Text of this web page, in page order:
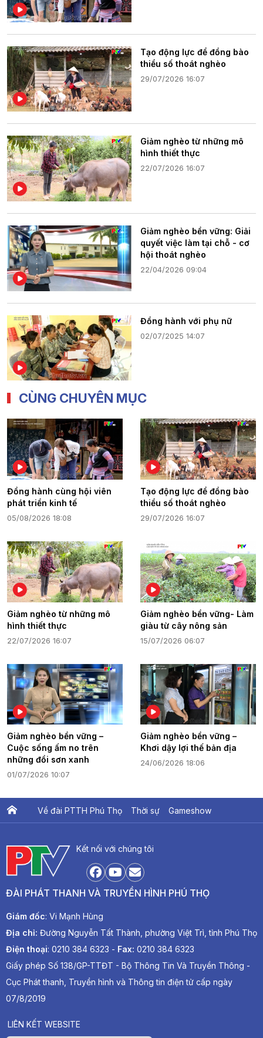
Tạo động lực để đồng bào
thiểu số thoát nghèo
29/07/2026 16:07
Giảm nghèo từ những mô
hình thiết thực
22/07/2026 16:07
Giảm nghèo bền vững: Giải
quyết việc làm tại chỗ - cơ
hội thoát nghèo
22/04/2026 09:04
Đồng hành với phụ nữ
02/07/2025 14:07
CÙNG CHUYÊN MỤC
Đồng hành cùng hội viên
phát triển kinh tế
05/08/2026 18:08
Tạo động lực để đồng bào
thiểu số thoát nghèo
29/07/2026 16:07
Giảm nghèo từ những mô
hình thiết thực
22/07/2026 16:07
Giảm nghèo bền vững- Làm
giàu từ cây nông sản
15/07/2026 06:07
Giảm nghèo bền vững –
Cuộc sống ấm no trên
những đồi sơn xanh
01/07/2026 10:07
Giảm nghèo bền vững –
Khơi dậy lợi thế bản địa
24/06/2026 18:06
Về đài PTTH Phú Thọ Thời sự Gameshow
Kết nối với chúng tôi
ĐÀI PHÁT THANH VÀ TRUYỀN HÌNH PHÚ THỌ
Giám đốc: Vi Mạnh Hùng
Địa chỉ: Đường Nguyễn Tất Thành, phường Việt Trì, tỉnh Phú Thọ
Điện thoại: 0210 384 6323 - Fax: 0210 384 6323
Giấy phép Số 138/GP-TTĐT - Bộ Thông Tin Và Truyền Thông -
Cục Phát thanh, Truyền hình và Thông tin điện tử cấp ngày
07/8/2019
LIÊN KẾT WEBSITE